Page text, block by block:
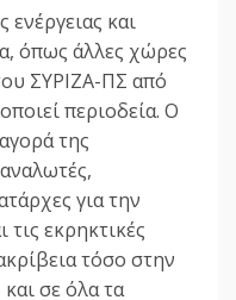
και
όπως άλλες χώρες
ΣΥΡΙΖΑ-ΠΣ από
περιοδεία. Ο
της
για την
τις εκρηκτικές
τόσο στην
σε όλα τα